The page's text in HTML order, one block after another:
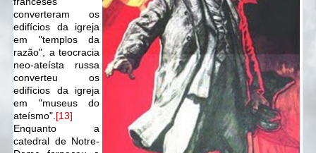
converteram os
edifícios da igreja
em "templos da
razão", a teocracia
neo-ateísta russa
converteu os
edifícios da igreja
em "museus do
ateísmo". [13]
Enquanto a
catedral de Notre-